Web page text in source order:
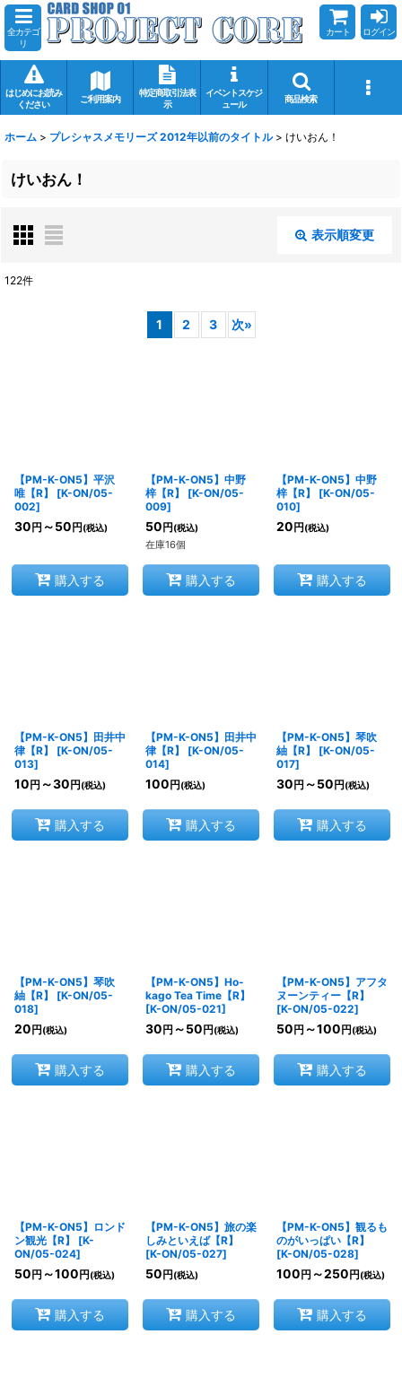
全カテゴ
リ
カート ログイン
はじめにお読み
ください
ご利用案内
特定商取引法表
示
イベントスケジ
ュール
商品検索
ホーム > プレシャスメモリーズ 2012年以前のタイトル > けいおん！
けいおん！
表示順変更
122件
1 2 3 次»
【PM-K-ON5】平沢
唯【R】
[K-ON/05-
002]
30 円 ～50 円 (税込)
購入する
【PM-K-ON5】中野
梓【R】
[K-ON/05-
009]
50 円 (税込)
在庫16個
購入する
【PM-K-ON5】中野
梓【R】
[K-ON/05-
010]
20 円 (税込)
購入する
【PM-K-ON5】田井中
律【R】
[K-ON/05-
013]
10 円 ～30 円 (税込)
購入する
【PM-K-ON5】田井中
律【R】
[K-ON/05-
014]
100 円 (税込)
購入する
【PM-K-ON5】琴吹
紬【R】
[K-ON/05-
017]
30 円 ～50 円 (税込)
購入する
【PM-K-ON5】琴吹
紬【R】
[K-ON/05-
018]
20 円 (税込)
購入する
【PM-K-ON5】Ho-
kago Tea Time【R】
[K-ON/05-021]
30 円 ～50 円 (税込)
購入する
【PM-K-ON5】アフタ
ヌーンティー【R】
[K-ON/05-022]
50 円 ～100 円 (税込)
購入する
【PM-K-ON5】ロンド
ン観光【R】
[K-
ON/05-024]
50 円 ～100 円 (税込)
購入する
【PM-K-ON5】旅の楽
しみといえば【R】
[K-ON/05-027]
50 円 (税込)
購入する
【PM-K-ON5】観るも
のがいっぱい【R】
[K-ON/05-028]
100 円 ～250 円 (税込)
購入する